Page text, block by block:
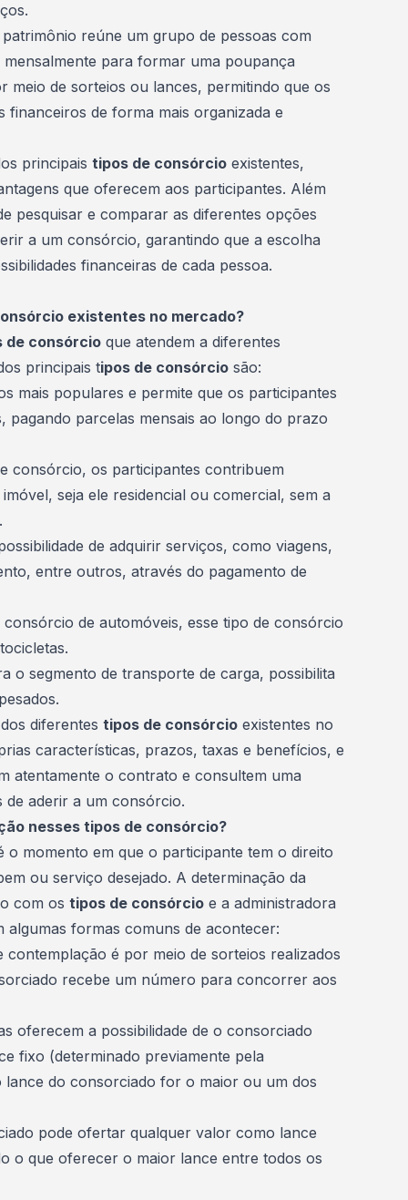
patrimônio reúne um grupo de pessoas com
para formar uma poupança
de sorteios ou lances, permitindo que os
financeiros de forma mais organizada e
principais tipos de consórcio existentes,
que oferecem aos participantes. Além
pesquisar e comparar as diferentes opções
a um consórcio, garantindo que a escolha
financeiras de cada pessoa.
existentes no mercado?
de consórcio que atendem a diferentes
principais tipos de consórcio são:
mais populares e permite que os participantes
pagando parcelas mensais ao longo do prazo
consórcio, os participantes contribuem
seja ele residencial ou comercial, sem a
de adquirir serviços, como viagens,
entre outros, através do pagamento de
consórcio de automóveis, esse tipo de consórcio
o segmento de transporte de carga, possibilita
diferentes tipos de consórcio existentes no
características, prazos, taxas e benefícios, e
atentamente o contrato e consultem uma
de aderir a um consórcio.
nesses tipos de consórcio?
momento em que o participante tem o direito
ou serviço desejado. A determinação da
com os tipos de consórcio e a administradora
algumas formas comuns de acontecer:
contemplação é por meio de sorteios realizados
recebe um número para concorrer aos
oferecem a possibilidade de o consorciado
fixo (determinado previamente pela
lance do consorciado for o maior ou um dos
pode ofertar qualquer valor como lance
o que oferecer o maior lance entre todos os